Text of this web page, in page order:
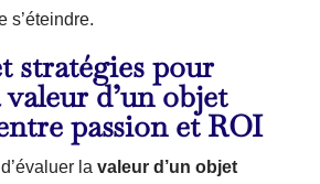
s’éteindre.
stratégies pour
d’un objet
passion et ROI
la valeur d’un objet